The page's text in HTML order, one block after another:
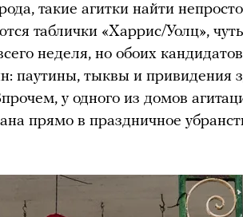
такие агитки найти
таблички «Харрис/Уолц»,
неделя, но обоих
паутины, тыквы и привидения
у одного из домов
прямо в праздничное